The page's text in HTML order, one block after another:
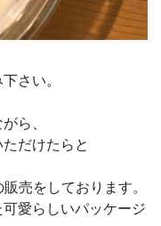
さい。
ら、
だけたらと
売をしております。
愛らしいパッケージ